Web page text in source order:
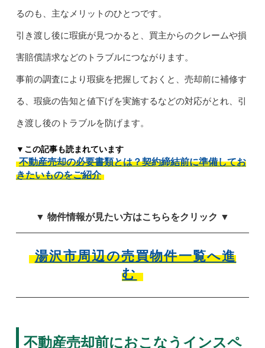
るのも、主なメリットのひとつです。
引き渡し後に瑕疵が見つかると、買主からのクレームや損
害賠償請求などのトラブルにつながります。
事前の調査により瑕疵を把握しておくと、売却前に補修す
る、瑕疵の告知と値下げを実施するなどの対応がとれ、引
き渡し後のトラブルを防げます。
▼この記事も読まれています
不動産売却の必要書類とは？契約締結前に準備してお
きたいものをご紹介
▼ 物件情報が見たい方はこちらをクリック ▼
湯沢市周辺の売買物件一覧へ進
む
不動産売却前におこなうインスペ